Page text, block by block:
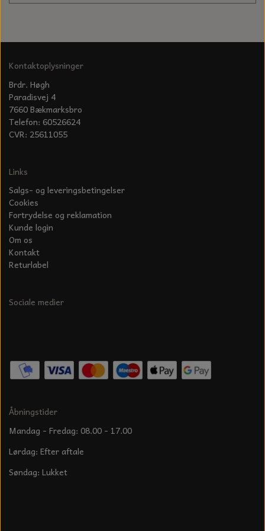
Kontaktoplysninger
Brdr. Høgh
Paradisvej 4
7660 Bækmarksbro
Telefon: 60526624
CVR: 25611055
Links
Salgs- og leveringsbetingelser
Cookies
Fortrydelse og reklamation
Kunde login
Om os
Kontakt
Returlabel
Sociale medier
Åbningstider
Mandag - Fredag: 08.00 - 17.00
Lørdag: Efter aftale
Søndag: Lukket